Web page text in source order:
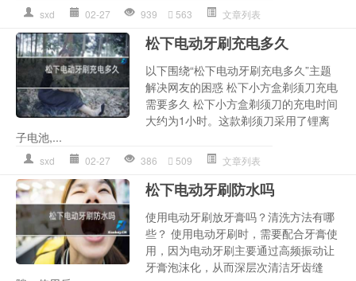
sxd 02-27 939 563 文章列表
松下电动牙刷充电多久
以下围绕“松下电动牙刷充电多久”主题
解决网友的困惑 松下小方盒剃须刀充电
需要多久 松下小方盒剃须刀的充电时间
大约为1小时。这款剃须刀采用了锂离
子电池,...
sxd 02-27 386 509 文章列表
松下电动牙刷防水吗
使用电动牙刷放牙膏吗？清洗方法有哪
些？ 使用电动牙刷时，需要配合牙膏使
用，因为电动牙刷主要通过高频振动让
牙膏泡沫化，从而深层次清洁牙齿缝